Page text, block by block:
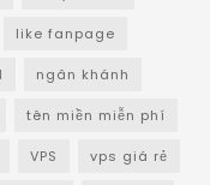
like fanpage
ngân khánh
tên miền miễn phí
VPS vps giá rẻ